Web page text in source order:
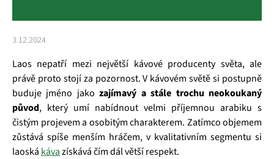
3.12.2024
Laos nepatří mezi největší kávové producenty světa, ale
právě proto stojí za pozornost. V kávovém světě si postupně
buduje jméno jakozajímavý a stále trochu neokoukaný
původ, který umí nabídnout velmi příjemnou arabiku s
čistým projevem a osobitým charakterem. Zatímco objemem
zůstává spíše menším hráčem, v kvalitativním segmentu si
laoská kávazískává čím dál větší respekt.